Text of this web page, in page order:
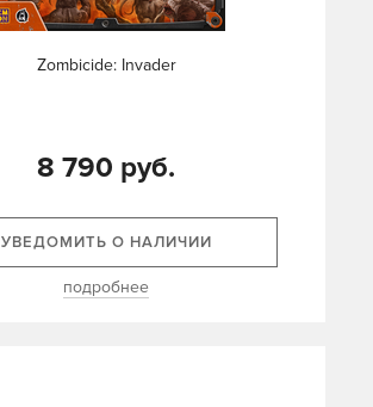
Zombicide: Invader
8 790 руб.
УВЕДОМИТЬ О НАЛИЧИИ
подробнее